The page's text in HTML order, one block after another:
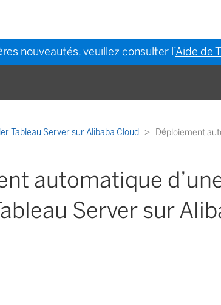
nouveautés, veuillez consulter l’Aide de
Tableau Server sur Alibaba Cloud Déploiement
automatique
Server sur